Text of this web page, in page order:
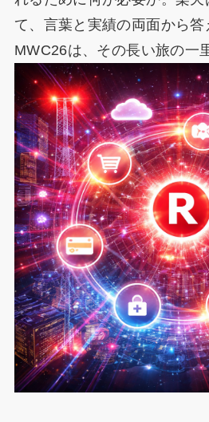
て、言葉と実績の両面から答
MWC26は、その長い旅の一